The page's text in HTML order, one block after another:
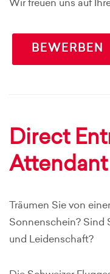
Wir freuen uns auf
BEWERBEN
Direct
Attendant
Träumen Sie von
Sonnenschein? Sind
und Leidenschaft?